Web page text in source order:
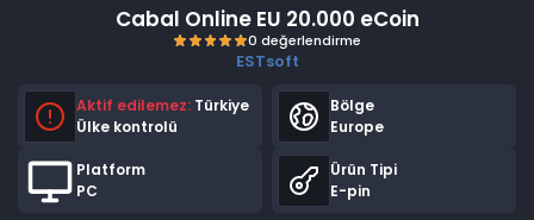
Cabal Online EU 20.000 eCoin
ESTsoft
Aktif edilemez:Türkiye
Ülke kontrolü
Bölge
Europe
Platform
PC
Ürün Tipi
E-pin